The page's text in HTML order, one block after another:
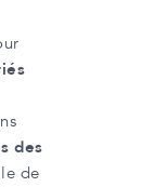
des
de